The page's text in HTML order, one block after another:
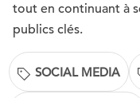
tout en continuant à
publics clés.
SOCIAL MEDIA